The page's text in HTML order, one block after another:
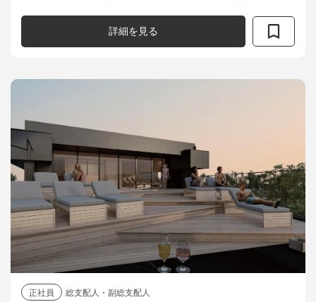
泊部門を牽引し、世界水準の体験価...
詳細を見る
正社員 総支配人・副総支配人